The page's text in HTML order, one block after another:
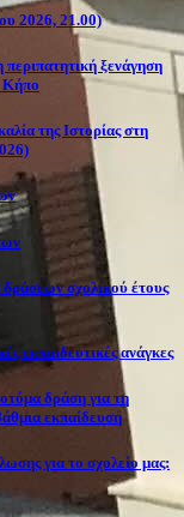
2026, 21.00)
ξενάγηση
Κήπο
της Ιστορίας στη
σχολικού έτους
εκπαιδευτικές ανάγκες
δράση για τη
εκπαίδευση
για το σχολείο μας: